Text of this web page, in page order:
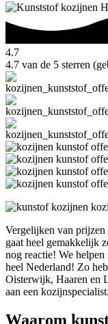
4.7
4.7 van de 5 sterren
Vergelijken van
gaat heel gemakkelijk
nog reactie! We
heel Nederland! Zo
Oisterwijk, Haaren en
aan een kozijnspecialist.
Waarom